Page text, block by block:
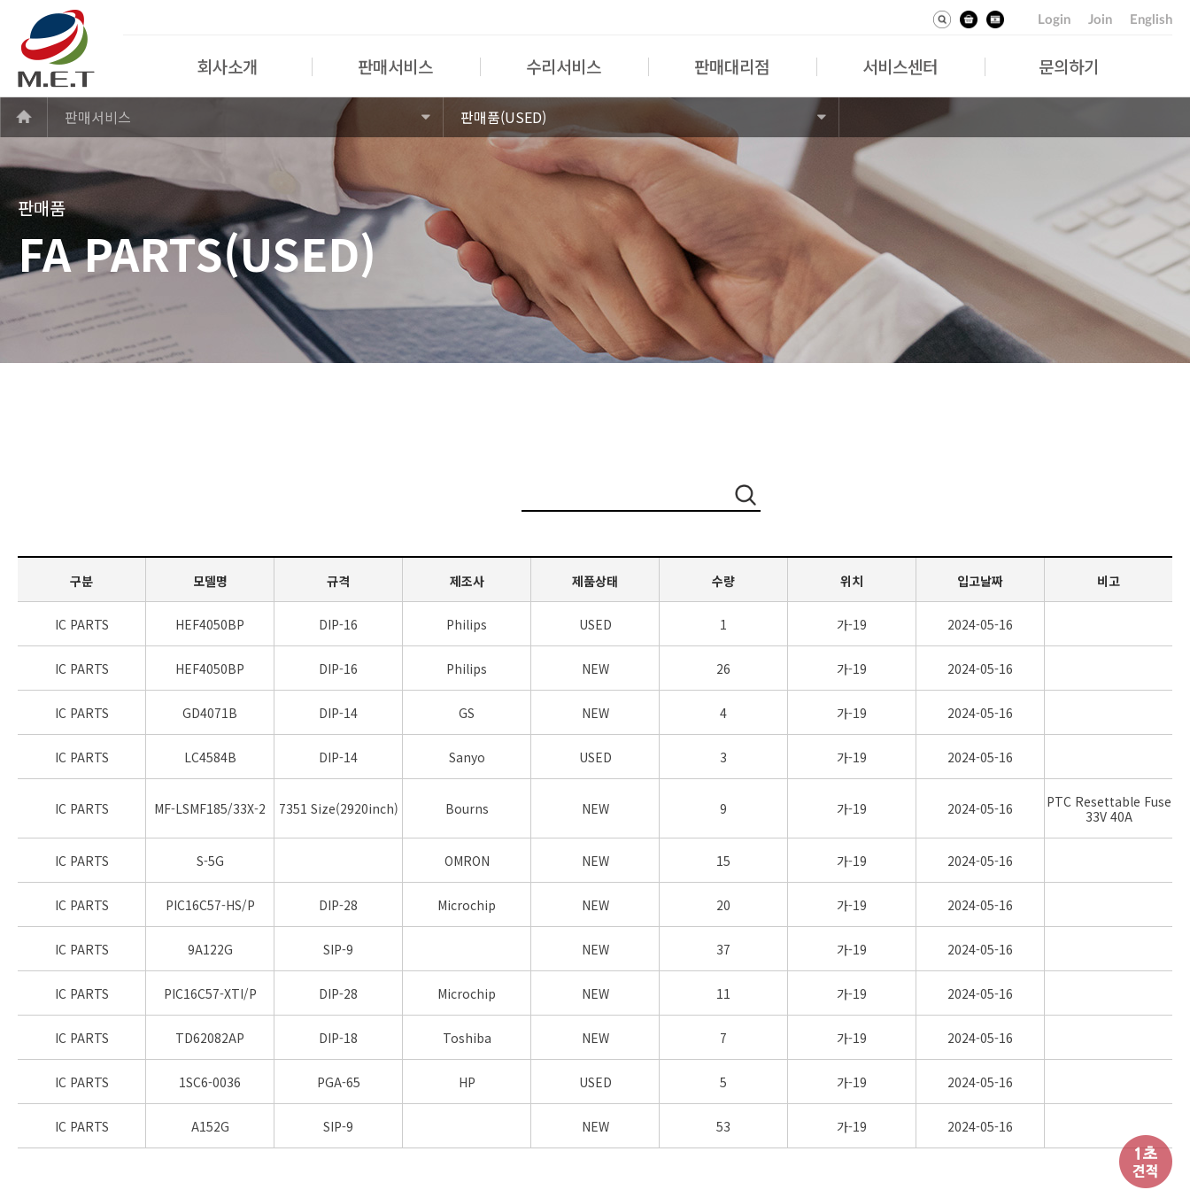
Login Join English
회사소개 판매서비스 수리서비스 판매대리점 서비스센터 문의하기
판매서비스 판매품(USED)
판매품
FA PARTS(USED)
구분 모델명 규격 제조사 제품상태 수량 위치 입고날짜 비고
IC PARTS HEF4050BP DIP-16 Philips USED 1 가-19 2024-05-16
IC PARTS HEF4050BP DIP-16 Philips NEW 26 가-19 2024-05-16
IC PARTS GD4071B DIP-14 GS NEW 4 가-19 2024-05-16
IC PARTS LC4584B DIP-14 Sanyo USED 3 가-19 2024-05-16
IC PARTS MF-LSMF185/33X-2 7351 Size(2920inch) Bourns NEW 9 가-19 2024-05-16
PTC Resettable Fuse
33V 40A
IC PARTS S-5G OMRON NEW 15 가-19 2024-05-16
IC PARTS PIC16C57-HS/P DIP-28 Microchip NEW 20 가-19 2024-05-16
IC PARTS 9A122G SIP-9 NEW 37 가-19 2024-05-16
IC PARTS PIC16C57-XTI/P DIP-28 Microchip NEW 11 가-19 2024-05-16
IC PARTS TD62082AP DIP-18 Toshiba NEW 7 가-19 2024-05-16
IC PARTS 1SC6-0036 PGA-65 HP USED 5 가-19 2024-05-16
IC PARTS A152G SIP-9 NEW 53 가-19 2024-05-16